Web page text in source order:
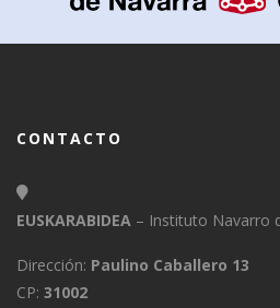
CONTACTO
EUSKARABIDEA – Instituto Navarro
Dirección: Paulino Caballero 13
CP: 31002